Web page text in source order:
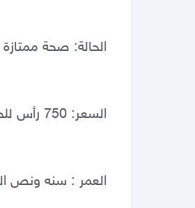
الحالة: صحة
السعر: 750 رأس للجملة
العمر : سنه ونص